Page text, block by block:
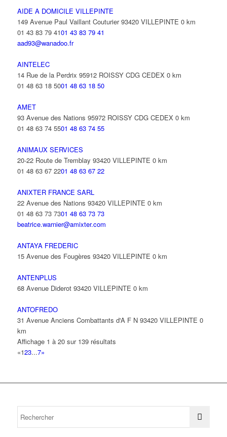
AIDE A DOMICILE VILLEPINTE
149 Avenue Paul Vaillant Couturier 93420 VILLEPINTE 0 km
01 43 83 79 4101 43 83 79 41
aad93@wanadoo.fr
AINTELEC
14 Rue de la Perdrix 95912 ROISSY CDG CEDEX 0 km
01 48 63 18 5001 48 63 18 50
AMET
93 Avenue des Nations 95972 ROISSY CDG CEDEX 0 km
01 48 63 74 5501 48 63 74 55
ANIMAUX SERVICES
20-22 Route de Tremblay 93420 VILLEPINTE 0 km
01 48 63 67 2201 48 63 67 22
ANIXTER FRANCE SARL
22 Avenue des Nations 93420 VILLEPINTE 0 km
01 48 63 73 7301 48 63 73 73
beatrice.warnier@amixter.com
ANTAYA FREDERIC
15 Avenue des Fougères 93420 VILLEPINTE 0 km
ANTENPLUS
68 Avenue Diderot 93420 VILLEPINTE 0 km
ANTOFREDO
31 Avenue Anciens Combattants d'A F N 93420 VILLEPINTE 0
km
Affichage 1 à 20 sur 139 résultats
«123...7»